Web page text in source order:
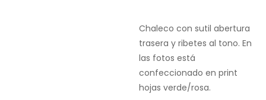
Chaleco con sutil abertura
trasera y ribetes al tono. En
las fotos está
confeccionado en print
hojas verde/rosa.